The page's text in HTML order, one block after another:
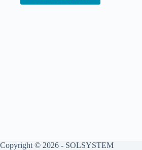
Copyright © 2026 - SOLSYSTEM